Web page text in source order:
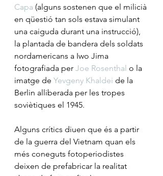
Capa (alguns sostenen que el milicià
en qüestió tan sols estava simulant
una caiguda durant una instrucció),
la plantada de bandera dels soldats
nordamericans a Iwo Jima
fotografiada per Joe Rosenthal o la
imatge de Yevgeny Khaldei de la
Berlin alliberada per les tropes
soviètiques el 1945.
Alguns crítics diuen que és a partir
de la guerra del Vietnam quan els
més coneguts fotoperiodistes
deixen de prefabricar la realitat